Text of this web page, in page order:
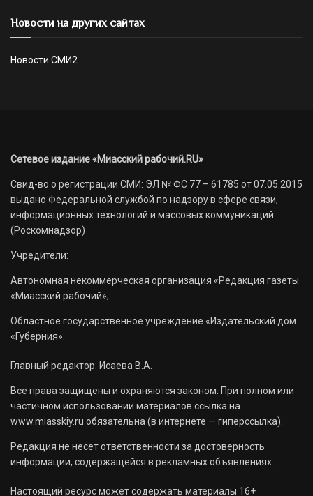
Новости на других сайтах
Новости СМИ2
Сетевое издание «Миасский рабочий.RU»
Свид-во о регистрации СМИ: ЭЛ № ФС 77 – 61785 от 07.05.2015
выдано Федеральной службой по надзору в сфере связи,
информационных технологий и массовых коммуникаций
(Роскомнадзор)
Учредители:
Автономная некоммерческая организация «Редакция газеты
«Миасский рабочий»;
Областное государственное учреждение «Издательский дом
«Губерния».
Главный редактор: Исаева В.А.
Все права защищены и охраняются законом. При полном или
частичном использовании материалов ссылка на
www.miasskiy.ru обязательна (в интернете — гиперссылка).
Редакция не несет ответственности за достоверность
информации, содержащейся в рекламных объявлениях.
Настоящий ресурс может содержать материалы 16+